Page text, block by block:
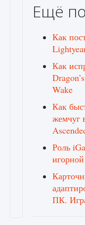
Ещё
Как
Как
Wake
Как
жемчуг
Роль
ПК.